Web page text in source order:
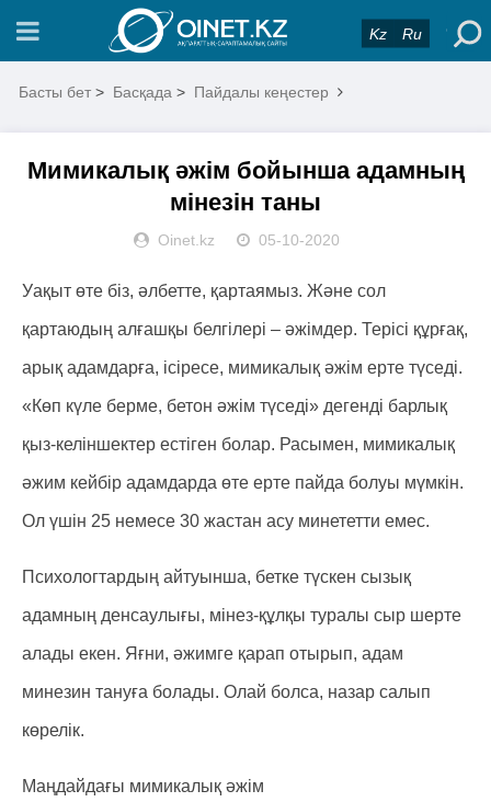
Kz Ru
Басты бет > Басқада > Пайдалы кеңестер
Мимикалық әжім бойынша адамның
мінезін таны
Oinet.kz 05-10-2020
Уақыт өте біз, әлбетте, қартаямыз. Және сол
қартаюдың алғашқы белгілері – әжімдер. Терісі құрғақ,
арық адамдарға, ісіресе, мимикалық әжім ерте түседі.
«Көп күле берме, бетон әжім түседі» дегенді барлық
қыз-келіншектер естіген болар. Расымен, мимикалық
әжим кейбір адамдарда өте ерте пайда болуы мүмкін.
Ол үшін 25 немесе 30 жастан асу минететти емес.
Психологтардың айтуынша, бетке түскен сызық
адамның денсаулығы, мінез-құлқы туралы сыр шерте
алады екен. Яғни, әжимге қарап отырып, адам
минезин тануға болады. Олай болса, назар салып
көрелік.
Маңдайдағы мимикалық әжім